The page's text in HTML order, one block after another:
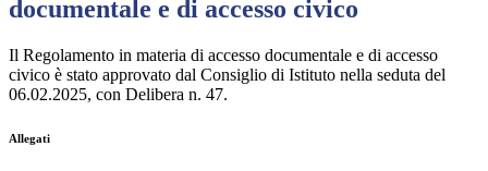
documentale e di accesso civico
Il Regolamento in materia di accesso documentale e di accesso
civico è stato approvato dal Consiglio di Istituto nella seduta del
06.02.2025, con Delibera n. 47.
Allegati